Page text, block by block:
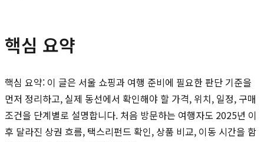
핵심 요약
핵심 요약: 이 글은 서울 쇼핑과 여행 준비에 필요한 판단 기준을
먼저 정리하고, 실제 동선에서 확인해야 할 가격, 위치, 일정, 구매
조건을 단계별로 설명합니다. 처음 방문하는 여행자도 2025년 이
후 달라진 상권 흐름, 택스리펀드 확인, 상품 비교, 이동 시간을 함